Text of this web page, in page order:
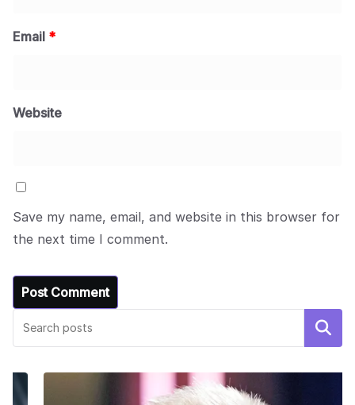
Email *
Website
Save my name, email, and website in this browser for
the next time I comment.
Search